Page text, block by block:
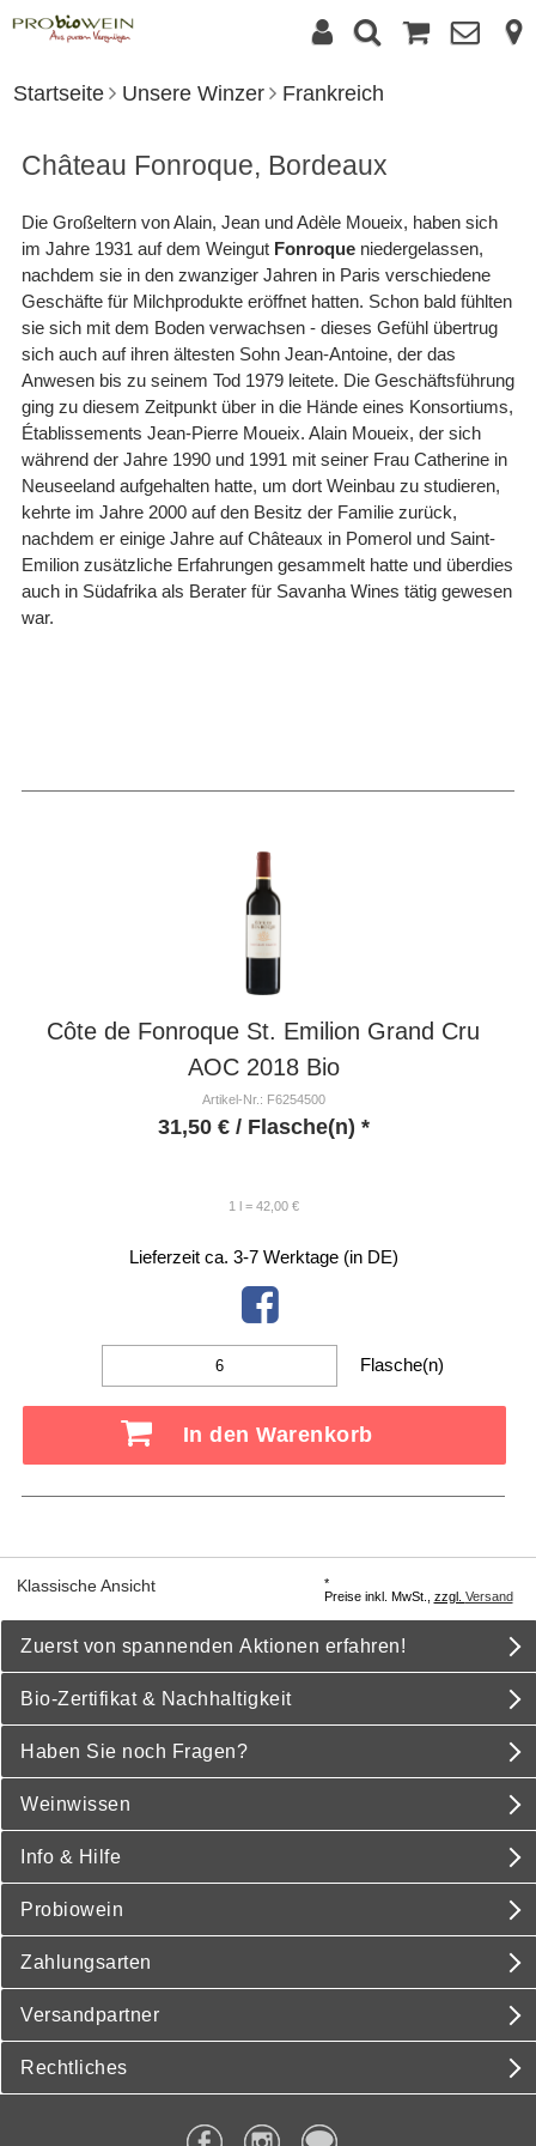
Startseite Unsere Winzer Frankreich
Château Fonroque, Bordeaux
Die Großeltern von Alain, Jean und Adèle Moueix, haben sich
im Jahre 1931 auf dem Weingut Fonroqueniedergelassen,
nachdem sie in den zwanziger Jahren in Paris verschiedene
Geschäfte für Milchprodukte eröffnet hatten. Schon bald fühlten
sie sich mit dem Boden verwachsen - dieses Gefühl übertrug
sich auch auf ihren ältesten Sohn Jean-Antoine, der das
Anwesen bis zu seinem Tod 1979 leitete. Die Geschäftsführung
ging zu diesem Zeitpunkt über in die Hände eines Konsortiums,
Établissements Jean-Pierre Moueix. Alain Moueix, der sich
während der Jahre 1990 und 1991 mit seiner Frau Catherine in
Neuseeland aufgehalten hatte, um dort Weinbau zu studieren,
kehrte im Jahre 2000 auf den Besitz der Familie zurück,
nachdem er einige Jahre auf Châteaux in Pomerol und Saint-
Emilion zusätzliche Erfahrungen gesammelt hatte und überdies
auch in Südafrika als Berater für Savanha Wines tätig gewesen
war.
Côte de Fonroque St. Emilion Grand Cru
AOC 2018 Bio
Artikel-Nr.: F6254500
31,50 €/ Flasche(n) *
1 l = 42,00 €
Lieferzeit ca. 3-7 Werktage (in DE)
Flasche(n)
In den Warenkorb
Klassische Ansicht
*
Preise inkl. MwSt., zzgl. Versand
Zuerst von spannenden Aktionen erfahren!
Bio-Zertifikat & Nachhaltigkeit
Haben Sie noch Fragen?
Weinwissen
Info & Hilfe
Probiowein
Zahlungsarten
Versandpartner
Rechtliches